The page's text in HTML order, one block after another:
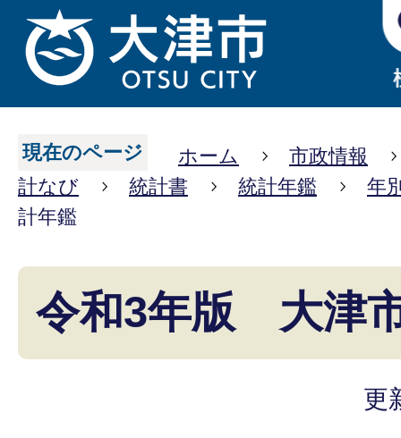
現在のページ ホーム
市政情報
計なび
統計書 統計年鑑
年
計年鑑
令和3年版 大津
更